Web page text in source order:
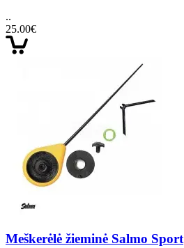
..
25.00€
Meškerėlė žieminė Salmo Sport